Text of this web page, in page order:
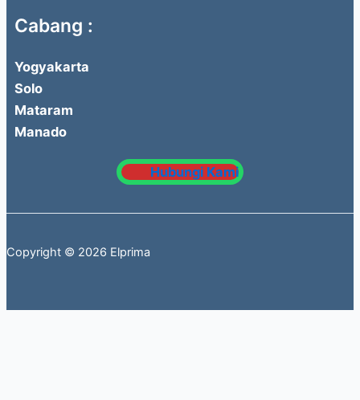
Cabang :
Yogyakarta
Solo
Mataram
Manado
Hubungi Kami
Copyright © 2026 Elprima